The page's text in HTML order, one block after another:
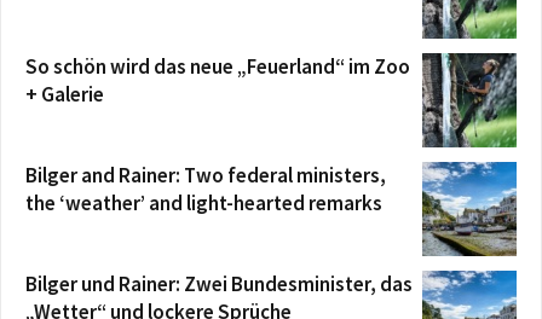
So schön wird das neue „Feuerland“ im Zoo
+ Galerie
Bilger and Rainer: Two federal ministers,
the ‘weather’ and light-hearted remarks
Bilger und Rainer: Zwei Bundesminister, das
„Wetter“ und lockere Sprüche